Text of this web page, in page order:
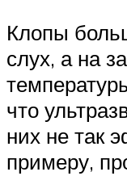
Клопы
слух, а на
что
них не так
примеру,